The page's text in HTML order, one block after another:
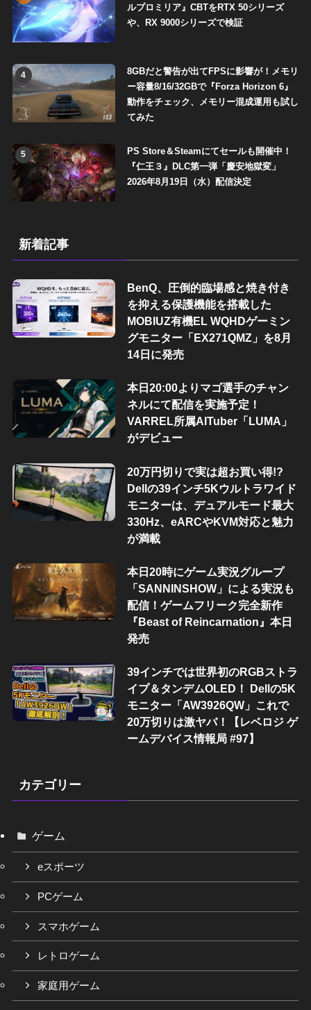
ルプロミリア』CBTをRTX 50シリーズ
や、RX 9000シリーズで検証
4
8GBだと警告が出てFPSに影響が！メモリ
ー容量8/16/32GBで『Forza Horizon 6』
動作をチェック、メモリー混成運用も試し
てみた
5
PS Store＆Steamにてセールも開催中！
『仁王３』DLC第一弾「慶安地獄変」
2026年8月19日（水）配信決定
新着記事
BenQ、圧倒的臨場感と焼き付き
を抑える保護機能を搭載した
MOBIUZ有機EL WQHDゲーミン
グモニター「EX271QMZ」を8月
14日に発売
本日20:00よりマゴ選手のチャン
ネルにて配信を実施予定！
VARREL所属AITuber「LUMA」
がデビュー
20万円切りで実は超お買い得!?
Dellの39インチ5Kウルトラワイド
モニターは、デュアルモード最大
330Hz、eARCやKVM対応と魅力
が満載
本日20時にゲーム実況グループ
「SANNINSHOW」による実況も
配信！ゲームフリーク完全新作
『Beast of Reincarnation』本日
発売
39インチでは世界初のRGBストラ
イプ＆タンデムOLED！ Dellの5K
モニター「AW3926QW」これで
20万切りは激ヤバ！【レベロジ ゲ
ームデバイス情報局 #97】
カテゴリー
ゲーム
eスポーツ
PCゲーム
スマホゲーム
レトロゲーム
家庭用ゲーム